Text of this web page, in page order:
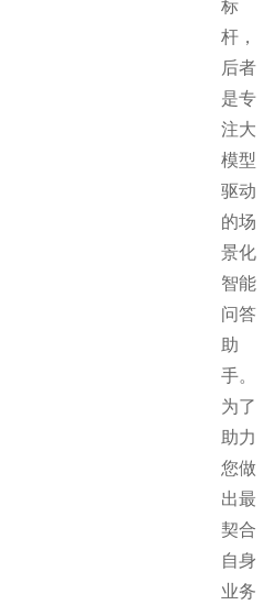
标
杆，
后者
是专
注大
模型
驱动
的场
景化
智能
问答
助
手。
为了
助力
您做
出最
契合
自身
业务